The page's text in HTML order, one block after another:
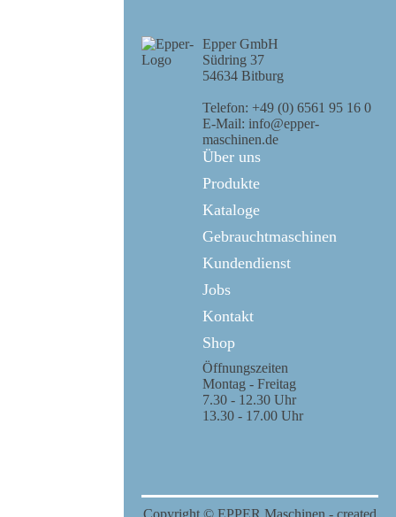
Epper GmbH
Südring 37
54634 Bitburg
Telefon: +49 (0) 6561 95 16 0
E-Mail: info@epper-
maschinen.de
Über uns
Produkte
Kataloge
Gebrauchtmaschinen
Kundendienst
Jobs
Kontakt
Shop
Öffnungszeiten
Montag - Freitag
7.30 - 12.30 Uhr
13.30 - 17.00 Uhr
Copyright © EPPER Maschinen - created